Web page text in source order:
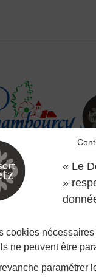
31 Nous
« Le
»
cookies nécessaires
ne peuvent être
paramétrer